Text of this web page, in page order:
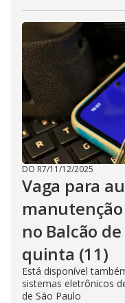
DO R7/11/12/2025
Vaga para
no Balcão
quinta (11)
Está disponível
sistemas eletrônicos
de São Paulo